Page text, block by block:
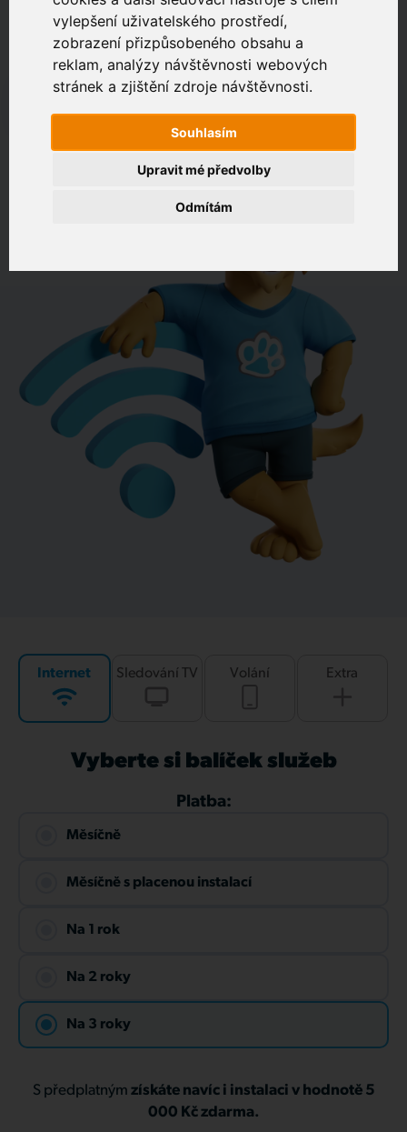
vylepšení uživatelského prostředí,
zobrazení přizpůsobeného obsahu a
reklam, analýzy návštěvnosti webových
stránek a zjištění zdroje návštěvnosti.
Souhlasím
Odmítám
Upravit mé předvolby
Zákaznický portál
Jak rychlé je připojení na vaší adrese?
Internet Sledování TV Volání Extra
Vyberte si balíček služeb
Platba:
Měsíčně
Měsíčně s placenou instalací
Na 1 rok
Na 2 roky
Na 3 roky
S předplatným získáte navíc i instalaci v hodnotě 5
000 Kč zdarma.